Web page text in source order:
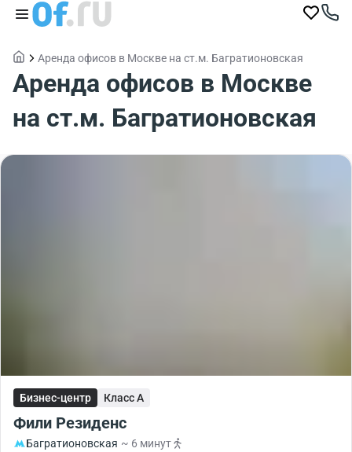
Аренда офисов в Москве на ст.м. Багратионовская
Аренда офисов в Москве
на ст.м. Багратионовская
Бизнес-центр Класс A
Фили Резиденс
Багратионовская ~ 6 минут